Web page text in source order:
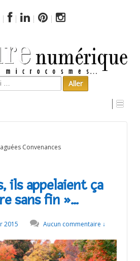
Convenances
ils appelaient ça
sans fin »…
2015 Aucun commentaire ↓